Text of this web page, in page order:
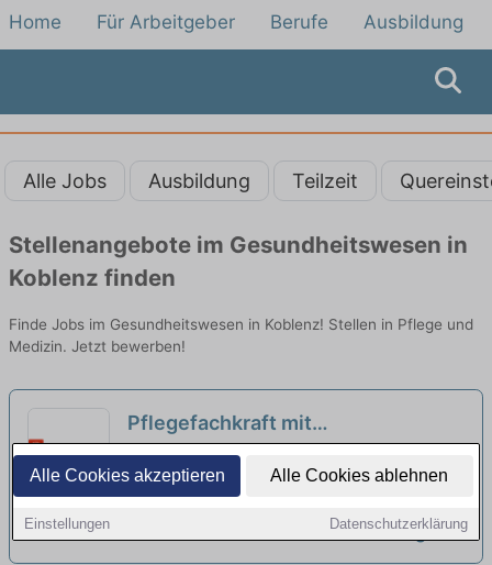
Alle Cookies akzeptieren Alle Cookies ablehnen
Einstellungen Datenschutzerklärung
Home Für Arbeitgeber Berufe Ausbildung
Alle Jobs Ausbildung Teilzeit
Stellenangebote im Gesundheitswesen in
Koblenz finden
Finde Jobs im Gesundheitswesen in Koblenz! Stellen in Pflege und
Medizin. Jetzt bewerben!
Pflegefachkraft mit
Dienstplangarantie (m/w/d) – Dein
Arbeitsplatz in einer familiären
neu
Seniorenzentrum Geschwister de Hayesche
Stiftung | Koblenz
zum Angebot